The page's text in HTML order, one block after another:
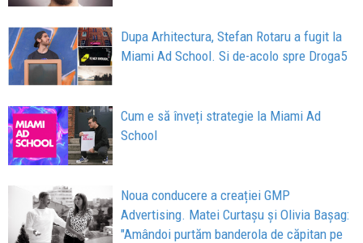
Dupa Arhitectura, Stefan Rotaru a fugit la
Miami Ad School. Si de-acolo spre Droga5
Cum e să înveți strategie la Miami Ad
School
Noua conducere a creației GMP
Advertising. Matei Curtașu și Olivia Bașag:
"Amândoi purtăm banderola de căpitan pe